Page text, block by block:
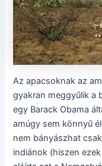
Az apacsoknak az
gyakran meggyűlik a
egy Barack Obama
amúgy sem könnyű
nem bányászhat
indiánok (hiszen